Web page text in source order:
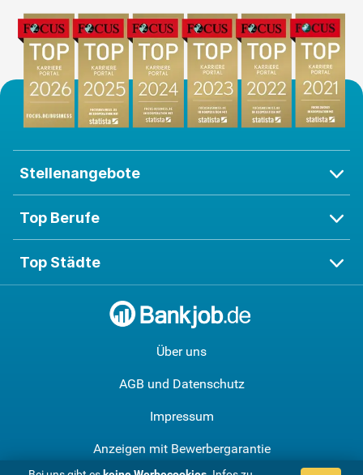
Stellenangebote
Top Berufe
Top Städte
Über uns
AGB und Datenschutz
Impressum
Anzeigen mit Bewerbergarantie